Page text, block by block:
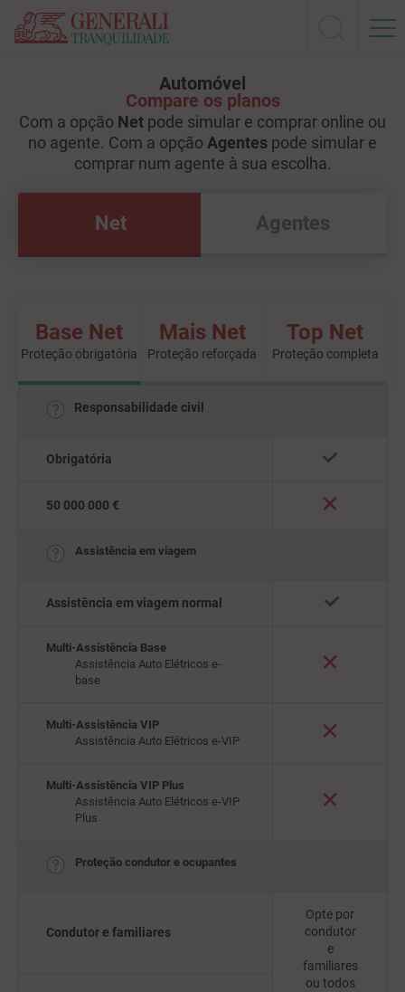
Automóvel
Compare os planos
Com a opção Net pode simular e comprar online ou
no agente. Com a opção Agentes pode simular e
comprar num agente à sua escolha.
Net Agentes
Base Net
Proteção obrigatória
Mais Net
Proteção reforçada
Top Net
Proteção completa
Responsabilidade civil
Obrigatória
50 000 000 €
Assistência em viagem
Assistência em viagem normal
Multi-Assistência Base
Assistência Auto Elétricos e-
base
Multi-Assistência VIP
Assistência Auto Elétricos e-VIP
Multi-Assistência VIP Plus
Assistência Auto Elétricos e-VIP
Plus
Proteção condutor e ocupantes
Condutor e familiares
Opte por
condutor
e
familiares
ou todos